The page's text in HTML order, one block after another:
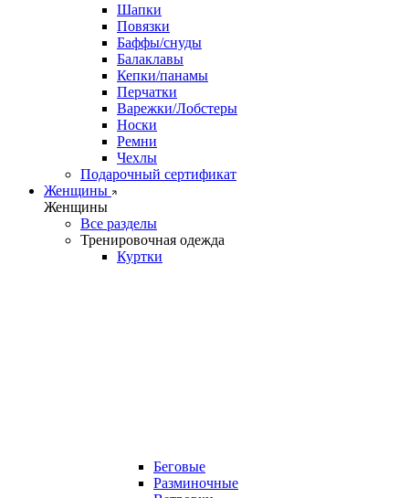
Шапки
Повязки
Баффы/снуды
Балаклавы
Кепки/панамы
Перчатки
Варежки/Лобстеры
Носки
Ремни
Чехлы
Подарочный сертификат
Женщины
Женщины
Все разделы
Тренировочная одежда
Куртки
Беговые
Разминочные